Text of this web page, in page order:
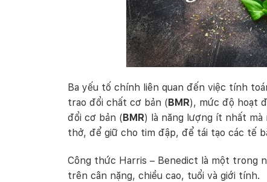
Ba yếu tố chính liên quan đến việc tính
trao đổi chất cơ bản (BMR), mức độ hoạt
đổi cơ bản (BMR) là năng lượng ít nhất
thở, để giữ cho tim đập, để tái tạo các tế
Công thức Harris – Benedict là một trong
trên cân nặng, chiều cao, tuổi và giới tính.